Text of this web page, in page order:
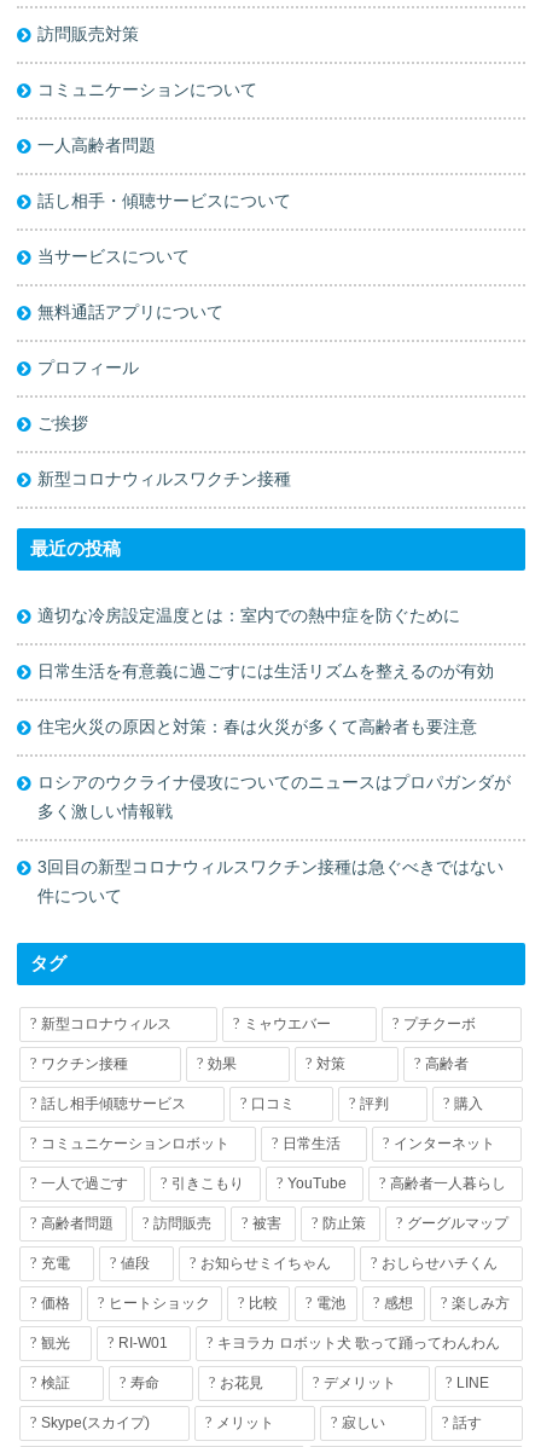
訪問販売対策
コミュニケーションについて
一人高齢者問題
話し相手・傾聴サービスについて
当サービスについて
無料通話アプリについて
プロフィール
ご挨拶
新型コロナウィルスワクチン接種
最近の投稿
適切な冷房設定温度とは：室内での熱中症を防ぐために
日常生活を有意義に過ごすには生活リズムを整えるのが有効
住宅火災の原因と対策：春は火災が多くて高齢者も要注意
ロシアのウクライナ侵攻についてのニュースはプロパガンダが
多く激しい情報戦
3回目の新型コロナウィルスワクチン接種は急ぐべきではない
件について
タグ
新型コロナウィルス ミャウエバー プチクーボ
ワクチン接種 効果 対策 高齢者
話し相手傾聴サービス 口コミ 評判 購入
コミュニケーションロボット 日常生活 インターネット
一人で過ごす 引きこもり YouTube 高齢者一人暮らし
高齢者問題 訪問販売 被害 防止策 グーグルマップ
充電 値段 お知らせミイちゃん おしらせハチくん
価格 ヒートショック 比較 電池 感想 楽しみ方
観光 RI-W01 キヨラカ ロボット犬 歌って踊ってわんわん
検証 寿命 お花見 デメリット LINE
Skype(スカイプ) メリット 寂しい 話す